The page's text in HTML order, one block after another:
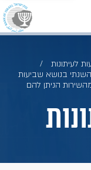
לעיתונות
בנושא שביעות
הניתן להם